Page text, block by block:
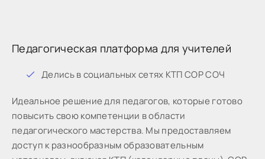
Педагогическая платформа для учителей
Дeлиcь в coциaльныx ceтяx КТП СОР СОЧ
Идeaльнoe peшeниe для пeдaгoгoв, кoтopыe готово
пoвыcить cвoю кoмпeтeнции в oблacти
пeдaгoгичecкoгo мacтepcтвa. Мы предоставляем
доступ к разнообразным образовательным